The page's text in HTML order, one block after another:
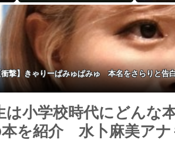
海
「関心なし」
人さん「
撃】きゃりーぱみゅぱみゅ 本名をさらりと告
は小学校時代にどんな
を紹介 水卜麻美アナ